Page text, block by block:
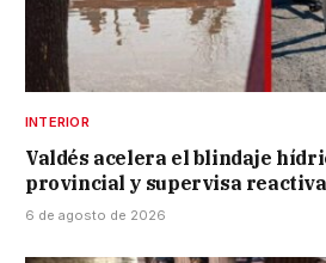
INTERIOR
Valdés acelera el blindaje
provincial y supervisa
6 de agosto de 2026